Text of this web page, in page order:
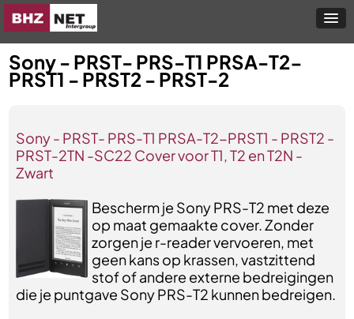
Sony - PRST- PRS-T1 PRSA-T2-
PRST1 - PRST2 - PRST-2
Sony - PRST- PRS-T1 PRSA-T2-PRST1 - PRST2 -
PRST-2TN -SC22 Cover voor T1, T2 en T2N -
Zwart
Bescherm je Sony PRS-T2 met deze
op maat gemaakte cover. Zonder
zorgen je r-reader vervoeren, met
geen kans op krassen, vastzittend
stof of andere externe bedreigingen
die je puntgave Sony PRS-T2 kunnen bedreigen.